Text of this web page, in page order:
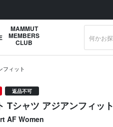
MAMMUT
MEMBERS
CLUB
フィット
返品不可
Tシャツ アジアンフィット
AF Women